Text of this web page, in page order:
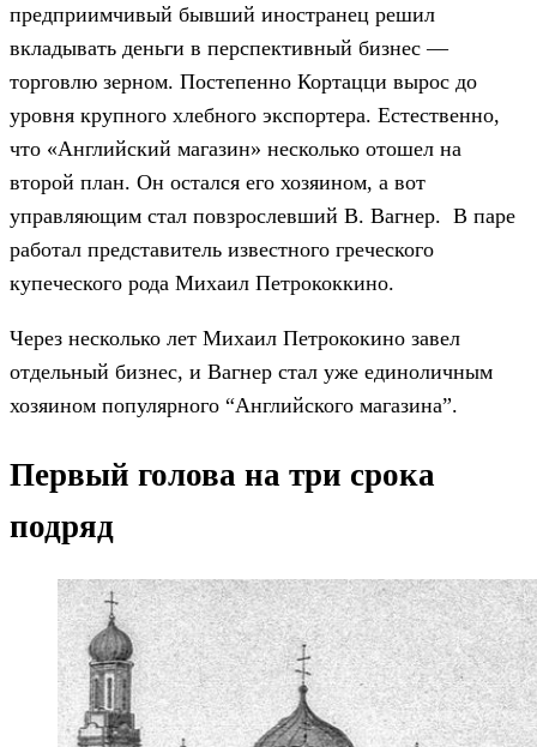
предприимчивый бывший иностранец решил
вкладывать деньги в перспективный бизнес —
торговлю зерном. Постепенно Кортацци вырос до
уровня крупного хлебного экспортера. Естественно,
что «Английский магазин» несколько отошел на
второй план. Он остался его хозяином, а вот
управляющим стал повзрослевший В. Вагнер. В паре
работал представитель известного греческого
купеческого рода Михаил Петрококкино.
Через несколько лет Михаил Петрококино завел
отдельный бизнес, и Вагнер стал уже единоличным
хозяином популярного “Английского магазина”.
Первый голова на три срока
подряд